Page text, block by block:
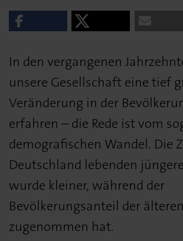
In den vergangenen
unsere Gesellschaft eine tief
Veränderung in der
erfahren – die Rede ist vom
demografischen Wandel. Die
Deutschland lebenden
wurde kleiner, während der
Bevölkerungsanteil der
zugenommen hat.